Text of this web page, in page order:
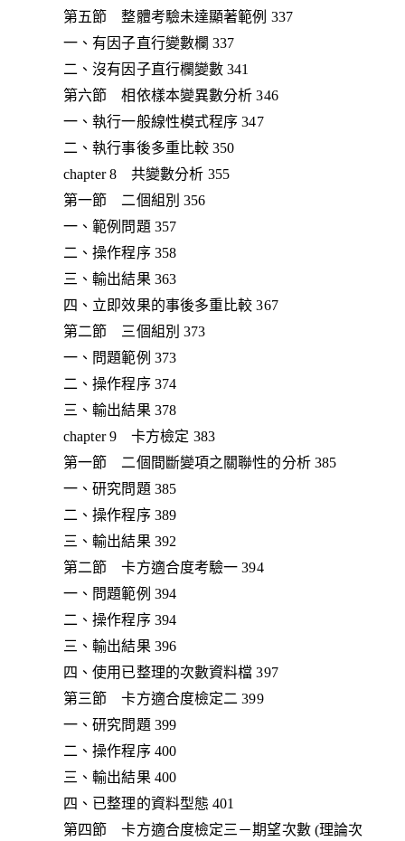
第五節 整體考驗未達顯著範例 337
一、有因子直行變數欄 337
二、沒有因子直行欄變數 341
第六節 相依樣本變異數分析 346
一、執行一般線性模式程序 347
二、執行事後多重比較 350
chapter 8 共變數分析 355
第一節 二個組別 356
一、範例問題 357
二、操作程序 358
三、輸出結果 363
四、立即效果的事後多重比較 367
第二節 三個組別 373
一、問題範例 373
二、操作程序 374
三、輸出結果 378
chapter 9 卡方檢定 383
第一節 二個間斷變項之關聯性的分析 385
一、研究問題 385
二、操作程序 389
三、輸出結果 392
第二節 卡方適合度考驗一 394
一、問題範例 394
二、操作程序 394
三、輸出結果 396
四、使用已整理的次數資料檔 397
第三節 卡方適合度檢定二 399
一、研究問題 399
二、操作程序 400
三、輸出結果 400
四、已整理的資料型態 401
第四節 卡方適合度檢定三－期望次數 (理論次